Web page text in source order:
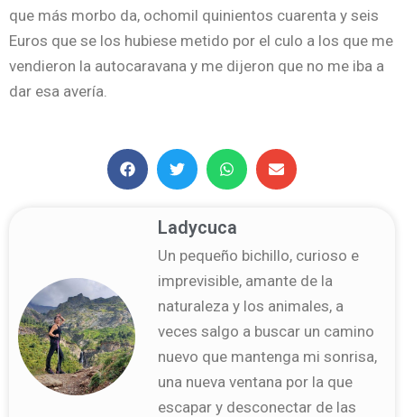
que más morbo da, ochomil quinientos cuarenta y seis
Euros que se los hubiese metido por el culo a los que me
vendieron la autocaravana y me dijeron que no me iba a
dar esa avería.
Ladycuca
Un pequeño bichillo, curioso e
imprevisible, amante de la
naturaleza y los animales, a
veces salgo a buscar un camino
nuevo que mantenga mi sonrisa,
una nueva ventana por la que
escapar y desconectar de las